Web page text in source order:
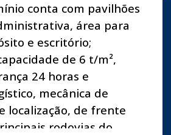
conta com pavilhões
área para
e escritório;
de 6 t/m²,
24 horas e
mecânica de
localização, de frente
rodovias do